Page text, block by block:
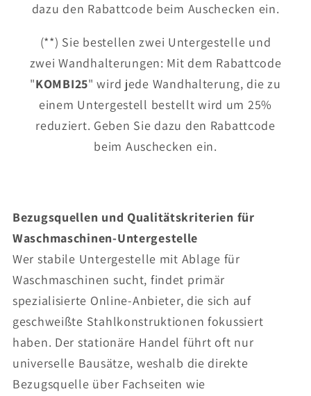
dazu den Rabattcode beim Auschecken ein.
(**) Sie bestellen zwei Untergestelle und
zwei Wandhalterungen: Mit dem Rabattcode
"KOMBI25" wird jede Wandhalterung, die zu
einem Untergestell bestellt wird um 25%
reduziert. Geben Sie dazu den Rabattcode
beim Auschecken ein.
Bezugsquellen und Qualitätskriterien für
Waschmaschinen-Untergestelle
Wer stabile Untergestelle mit Ablage für
Waschmaschinen sucht, findet primär
spezialisierte Online-Anbieter, die sich auf
geschweißte Stahlkonstruktionen fokussiert
haben. Der stationäre Handel führt oft nur
universelle Bausätze, weshalb die direkte
Bezugsquelle über Fachseiten wie